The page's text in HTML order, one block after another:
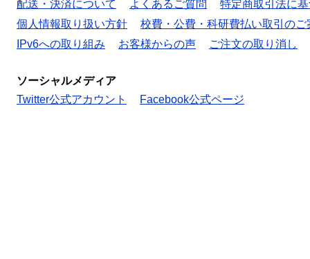
配送・決済について よくあるご質問
特定商取引法に
個人情報取り扱い方針
校費・公費・科研費払い取引のご
IPv6への取り組み
お客様からの声 ご注文の取り消し
ソーシャルメディア
Twitter公式アカウント
Facebook公式ページ